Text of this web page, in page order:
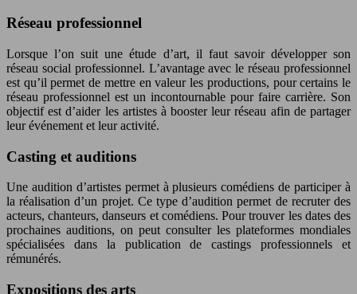
Réseau professionnel
Lorsque l’on suit une étude d’art, il faut savoir développer son
réseau social professionnel. L’avantage avec le réseau professionnel
est qu’il permet de mettre en valeur les productions, pour certains le
réseau professionnel est un incontournable pour faire carrière. Son
objectif est d’aider les artistes à booster leur réseau afin de partager
leur événement et leur activité.
Casting et auditions
Une audition d’artistes permet à plusieurs comédiens de participer à
la réalisation d’un projet. Ce type d’audition permet de recruter des
acteurs, chanteurs, danseurs et comédiens. Pour trouver les dates des
prochaines auditions, on peut consulter les plateformes mondiales
spécialisées dans la publication de castings professionnels et
rémunérés.
Expositions des arts